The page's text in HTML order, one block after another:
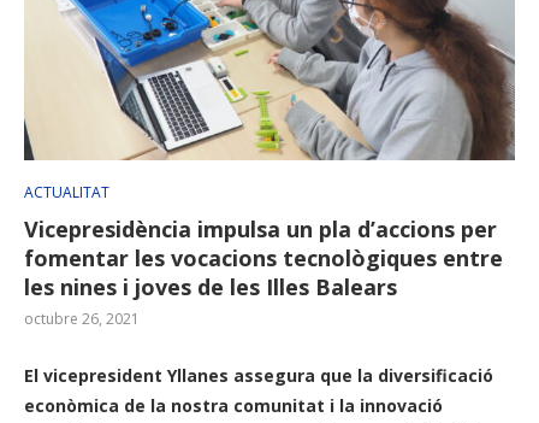
ACTUALITAT
Vicepresidència impulsa un pla d’accions per
fomentar les vocacions tecnològiques entre
les nines i joves de les Illes Balears
octubre 26, 2021
El vicepresident Yllanes assegura que la diversificació
econòmica de la nostra comunitat i la innovació